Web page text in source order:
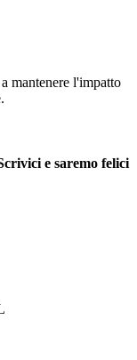
mantenere l'impatto
e saremo felici